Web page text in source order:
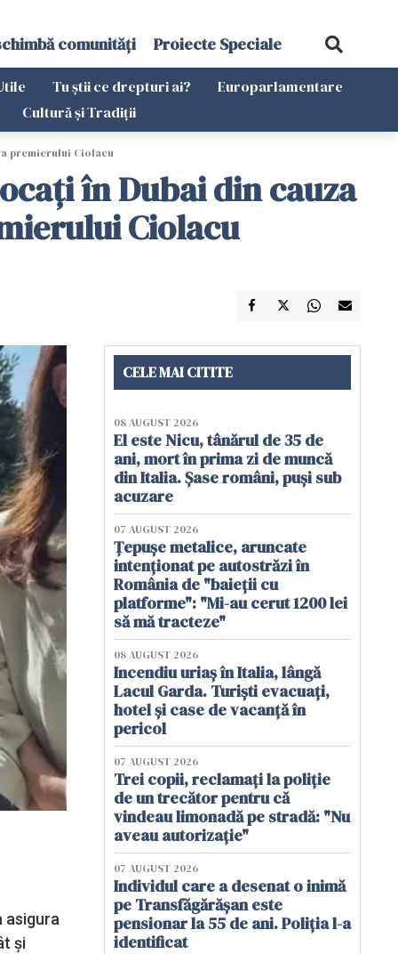
comunități Proiecte Speciale
Tu știi ce drepturi ai?
Europarlamentare
Cultură și Tradiții
premierului Ciolacu
în Dubai din cauza
Ciolacu
asigura
și
CELE MAI CITITE
08 AUGUST 2026
El este Nicu, tânărul de 35 de
ani, mort în prima zi de muncă
din Italia. Șase români, puși sub
acuzare
07 AUGUST 2026
Țepușe metalice, aruncate
intenționat pe autostrăzi în
România de "baieții cu
platforme": "Mi-au cerut 1200 lei
să mă tracteze"
08 AUGUST 2026
Incendiu uriaș în Italia, lângă
Lacul Garda. Turiști evacuați,
hotel și case de vacanță în
pericol
07 AUGUST 2026
Trei copii, reclamați la poliție
de un trecător pentru că
vindeau limonadă pe stradă: "Nu
aveau autorizație"
07 AUGUST 2026
Individul care a desenat o inimă
pe Transfăgărășan este
pensionar la 55 de ani. Poliția l-a
identificat